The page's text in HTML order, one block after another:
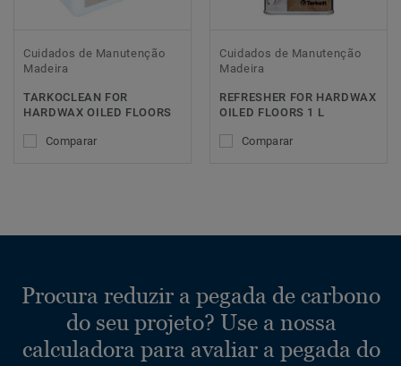
Cuidados de Manutenção
Madeira
TARKOCLEAN FOR
HARDWAX OILED FLOORS
Comparar
Cuidados de Manutenção
Madeira
REFRESHER FOR HARDWAX
OILED FLOORS 1 L
Comparar
Procura reduzir a pegada de carbono
do seu projeto? Use a nossa
calculadora para avaliar a pegada do